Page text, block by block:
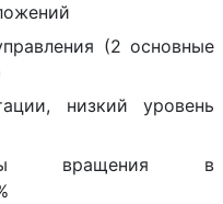
(2 основные
низкий уровень
вращения в